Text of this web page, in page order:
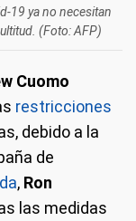
19 ya no necesitan
(Foto: AFP)
Cuomo
restricciones
debido a la
de
, Ron
las medidas